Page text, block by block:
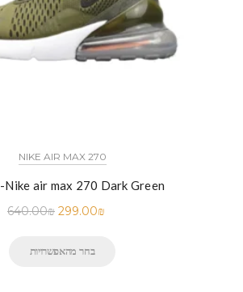
NIKE AIR MAX 270
נעלי נייק-Nike air max 270 Dark Green
640.00₪ 299.00₪
בחר מהאפשרויות